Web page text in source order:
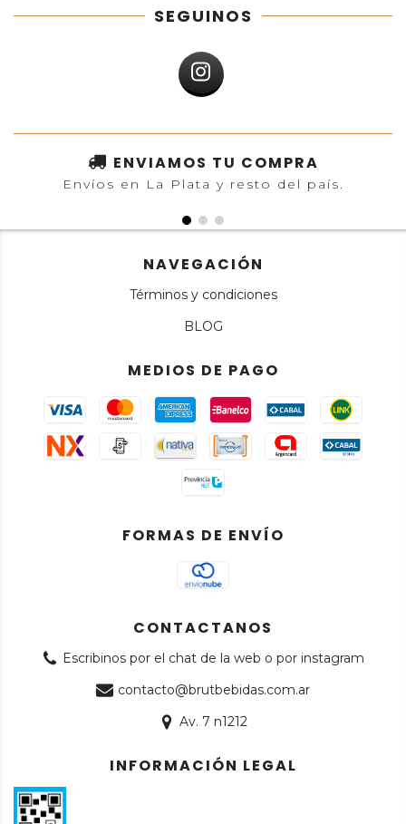
SEGUINOS
ENVIAMOS TU COMPRA
Envíos en La Plata y resto del país.
NAVEGACIÓN
Términos y condiciones
BLOG
MEDIOS DE PAGO
FORMAS DE ENVÍO
CONTACTANOS
Escribinos por el chat de la web o por instagram
contacto@brutbebidas.com.ar
Av. 7 n1212
INFORMACIÓN LEGAL